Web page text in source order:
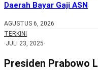
Daerah Bayar Gaji ASN
AGUSTUS 6, 2026
TERKINI
·JULI 23, 2025·
Presiden Prabowo